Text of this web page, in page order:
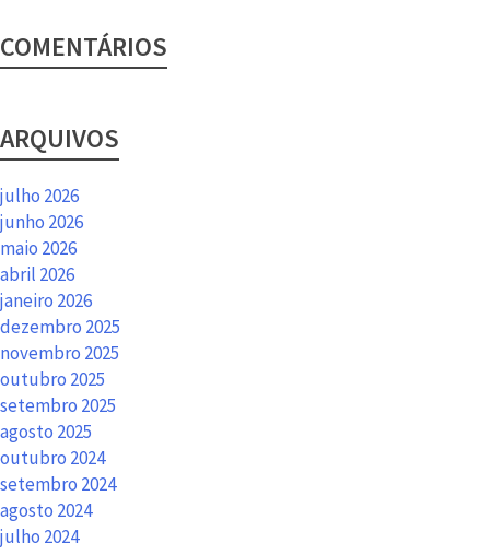
COMENTÁRIOS
ARQUIVOS
julho 2026
junho 2026
maio 2026
abril 2026
janeiro 2026
dezembro 2025
novembro 2025
outubro 2025
setembro 2025
agosto 2025
outubro 2024
setembro 2024
agosto 2024
julho 2024